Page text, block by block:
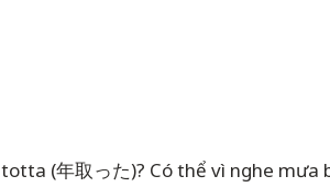
(年取った)? Có thể vì nghe